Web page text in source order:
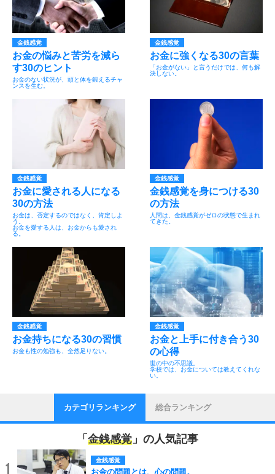
金銭感覚
お金の悩みと苦労を減ら
す30のヒント
お金のない状況が、頭と体を鍛えるチャ
ンスを生む。
金銭感覚
お金に強くなる30の言葉
「お金がない」と言うだけでは、何も解
決しない。
金銭感覚
お金に愛される人になる
30の方法
お金は、否定するのではなく、肯定しよ
う。
お金を愛する人は、お金からも愛され
る。
金銭感覚
金銭感覚を身につける30
の方法
人間は、金銭感覚がゼロの状態で生まれ
てきた。
金銭感覚
お金持ちになる30の習慣
お金も性の勉強も、全然足りない。
金銭感覚
お金と上手に付き合う30
の心得
世の中の不思議。
学校では、お金については教えてくれな
い。
カテゴリランキング 総合ランキング
「 金銭感覚 」の人気記事
金銭感覚
お金の問題とは、心の問題。